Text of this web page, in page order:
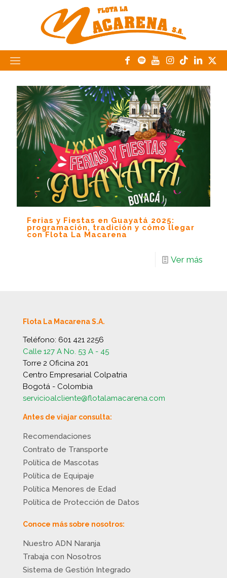
Ferias y Fiestas en Guayatá 2025:
programación, tradición y cómo llegar
con Flota La Macarena
Ver más
Flota La Macarena S.A.
Teléfono: 601 421 2256
Calle 127 A No. 53 A - 45
Torre 2 Oficina 201
Centro Empresarial Colpatria
Bogotá - Colombia
servicioalcliente@flotalamacarena.com
Antes de viajar consulta:
Recomendaciones
Contrato de Transporte
Política de Mascotas
Política de Equipaje
Política Menores de Edad
Política de Protección de Datos
Conoce más sobre nosotros:
Nuestro ADN Naranja
Trabaja con Nosotros
Sistema de Gestión Integrado